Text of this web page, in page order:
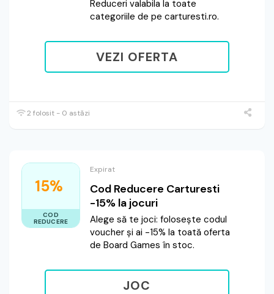
Reduceri valabila la toate
categoriile de pe carturesti.ro.
VEZI OFERTA
2 folosit - 0 astăzi
15%
COD
REDUCERE
Expirat
Cod Reducere Carturesti
-15% la jocuri
Alege să te joci: folosește codul
voucher și ai -15% la toată oferta
de Board Games în stoc.
JOC